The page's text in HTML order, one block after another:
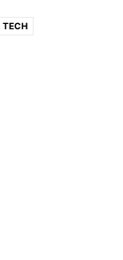
TECH